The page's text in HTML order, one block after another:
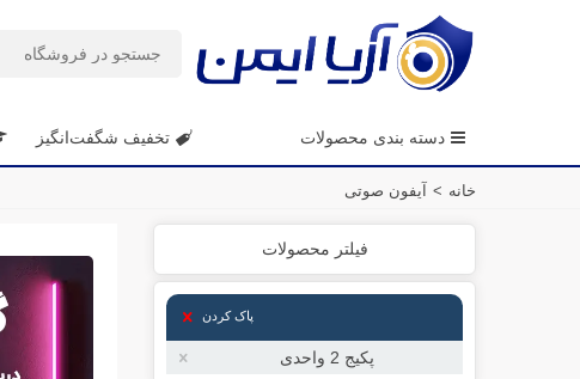
دسته بندی محصولات تخفیف شگفت‌انگیز
خانه > آیفون صوتی
فیلتر محصولات
پاک کردن
پکیج 2 واحدی